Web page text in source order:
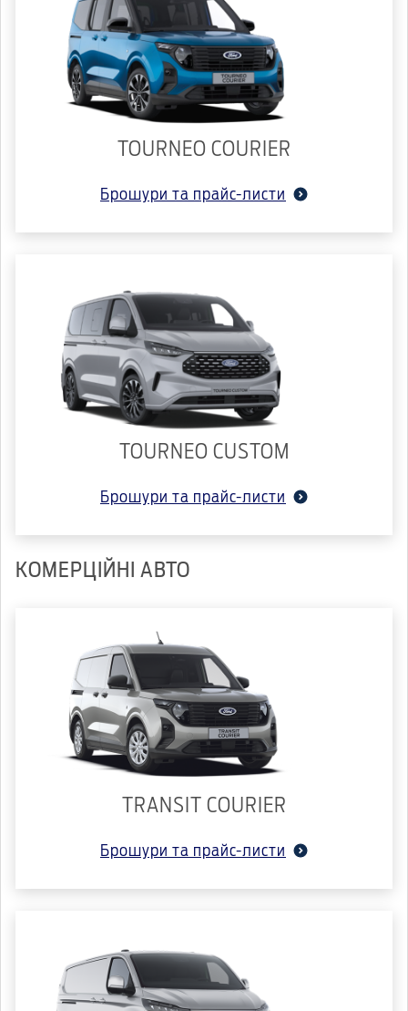
TOURNEO COURIER
Брошури та прайс-листи
TOURNEO CUSTOM
Брошури та прайс-листи
КОМЕРЦІЙНІ АВТО
TRANSIT COURIER
Брошури та прайс-листи